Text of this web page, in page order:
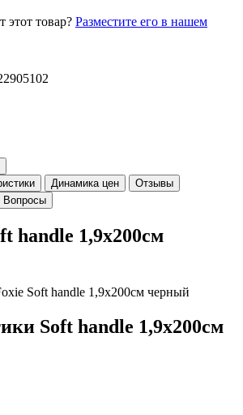
этот товар? Разместите его в нашем
Динамика цен
Отзывы
Вопросы
handle 1,9x200см
Soft handle 1,9x200см черный
Soft handle 1,9x200см